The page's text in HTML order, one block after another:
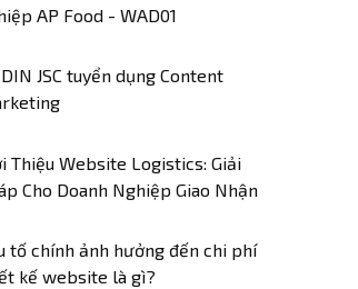
AP Food - WAD01
JSC tuyển dụng Content
Thiệu Website Logistics: Giải
Cho Doanh Nghiệp Giao Nhận
tố chính ảnh hưởng đến chi phí
kế website là gì?